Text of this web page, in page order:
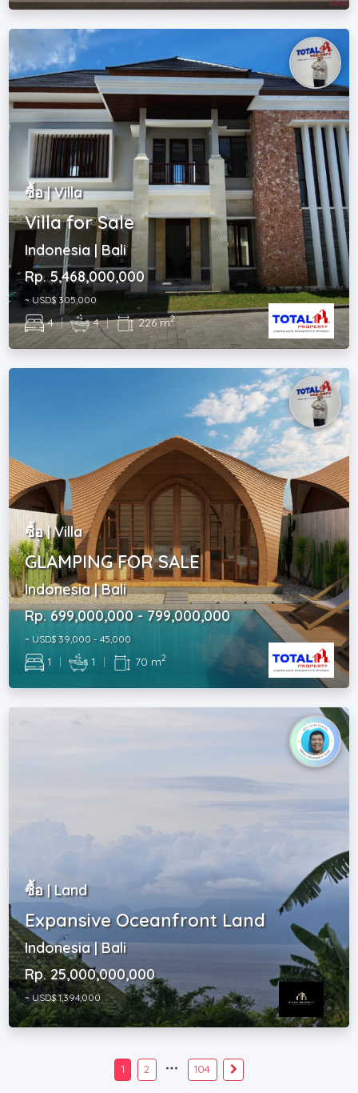
ซื้อ | Villa
Villa for Sale
Indonesia | Bali
Rp. 5,468,000,000
~ USD$ 305,000
4 | 4 | 226 m2
ซื้อ | Villa
GLAMPING FOR SALE
Indonesia | Bali
Rp. 699,000,000 - 799,000,000
~ USD$ 39,000 - 45,000
1 | 1 | 70 m2
ซื้อ | Land
Expansive Oceanfront Land
Indonesia | Bali
Rp. 25,000,000,000
~ USD$ 1,394,000
1 2 104